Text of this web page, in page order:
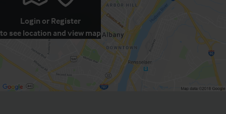
Login or Register
to see location and view map